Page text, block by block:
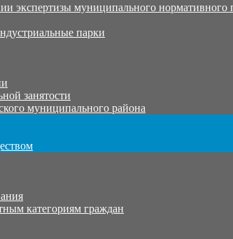
экспертизы муниципального нормативного
парки
занятости
муниципального района
категориям граждан